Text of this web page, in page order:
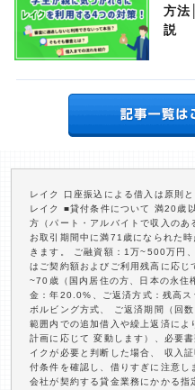
方法
説
レイク 口座振込による借入は原則
レイク ■貸付条件について 満20歳
方（パート・アルバイトで収入のあ
お取引期間中に満71歳になられた
きます。 ご融資額：1万~500万円
はご契約額およびご利用残高に応
~70歳（国内居住の方、日本の永住
金：年20.0%、ご返済方式：残高ス
ボルビング方式、 ご返済期間（回
範囲内での追加借入や繰上返済に
計画に応じて 変動します）、必要
イクが必要と判断した場合、 収入
付条件を確認し、借りすぎに注意
会社が契約する貸金業務にかかる